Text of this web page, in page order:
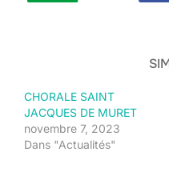
CHORALE SAINT
JACQUES DE MURET
novembre 7, 2023
Dans "Actualités"